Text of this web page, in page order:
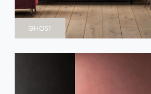
GHOST